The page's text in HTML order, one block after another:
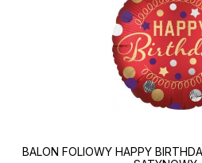
BALON FOLIOWY HAPPY